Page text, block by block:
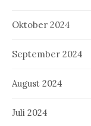
Oktober 2024
September 2024
August 2024
Juli 2024